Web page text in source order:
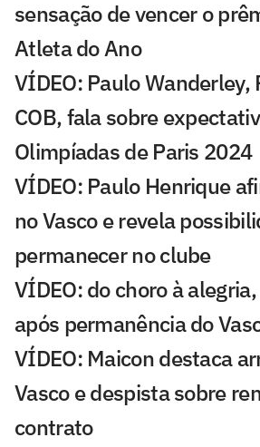
sensação de vencer o
Atleta do Ano
VÍDEO: Paulo Wanderley,
COB, fala sobre
Olimpíadas de Paris 2024
VÍDEO: Paulo Henrique
no Vasco e revela
permanecer no clube
VÍDEO: do choro à
após permanência do
VÍDEO: Maicon destaca
Vasco e despista sobre
contrato